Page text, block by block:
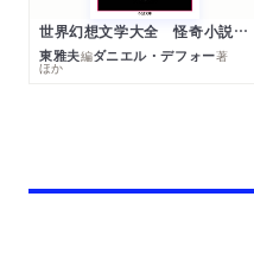
世界幻想文学大全 怪奇小説精華
東雅夫編ダニエル・デフォー著
ほか